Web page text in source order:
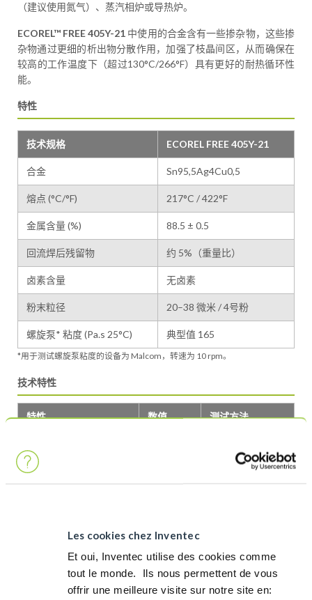
Les cookies chez Inventec
Et oui, Inventec utilise des cookies comme
tout le monde. ​ Ils nous permettent de vous
offrir une meilleure visite sur notre site en:​
（建议使用氮气）、蒸汽相炉或导热炉。
ECOREL™ FREE 405Y-21 中使用的合金含有一些掺杂物，这些掺
杂物通过更细的析出物分散作用，加强了枝晶间区，从而确保在
较高的工作温度下（超过130°C/266°F）具有更好的耐热循环性
能。
特性
技术规格 ECOREL FREE 405Y-21
合金 Sn95,5Ag4Cu0,5
熔点 (°C/°F) 217°C / 422°F
金属含量 (%) 88.5 ± 0.5
回流焊后残留物 约 5%（重量比）
卤素含量 无卤素
粉末粒径 20–38 微米 / 4号粉
螺旋泵* 粘度 (Pa.s 25°C) 典型值 165
*用于测试螺旋泵粘度的设备为 Malcom，转速为 10 rpm。
技术特性
特性 数值 测试方法
助焊剂分类
通过 ANSI/J-STD-004
通过 ANSI/J-STD-004